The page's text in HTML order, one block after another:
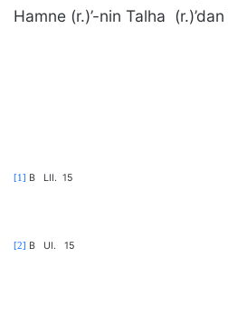
Hamne (r.)’-nin Talha
[1] B LII. 15
[2] B UI. 15